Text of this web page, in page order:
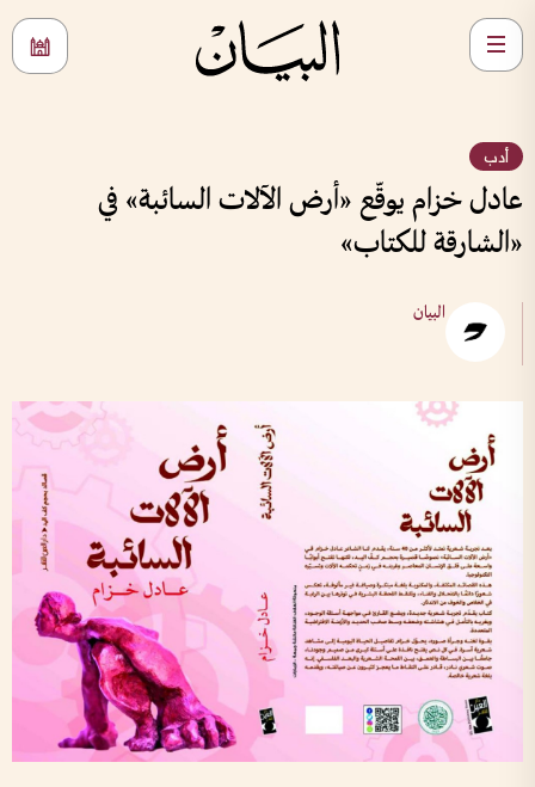
أدب
عادل خزام يوقّع «أرض الآلات السائبة» في
«الشارقة للكتاب»
البيان